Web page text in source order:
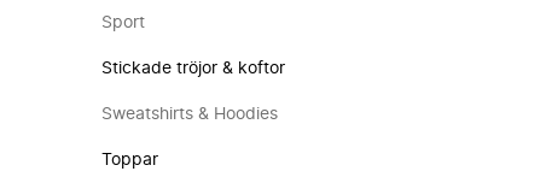
Sport
Stickade tröjor & koftor
Sweatshirts & Hoodies
Toppar